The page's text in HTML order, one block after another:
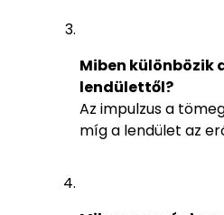
Miben különbözik
lendülettől?
Az impulzus a
míg a lendület az